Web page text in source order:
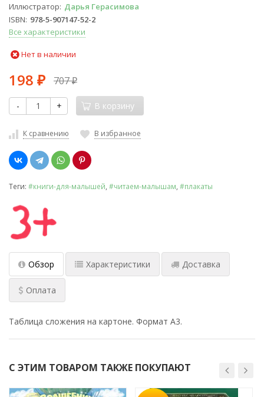
Иллюстратор Дарья Герасимова
ISBN 978-5-907147-52-2
Все характеристики
Нет в наличии
198 ₽ 707₽
- + В корзину
К сравнению В избранное
Теги: #книги-для-малышей #читаем-малышам #плакаты
Обзор Характеристики Доставка
Оплата
Таблица сложения на картоне. Формат А3.
С ЭТИМ ТОВАРОМ ТАКЖЕ ПОКУПАЮТ